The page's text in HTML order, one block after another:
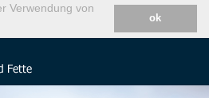
Verwendung von
ok